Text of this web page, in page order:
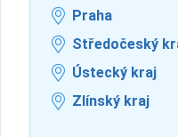
Praha
Středočeský
Ústecký kraj
Zlínský kraj